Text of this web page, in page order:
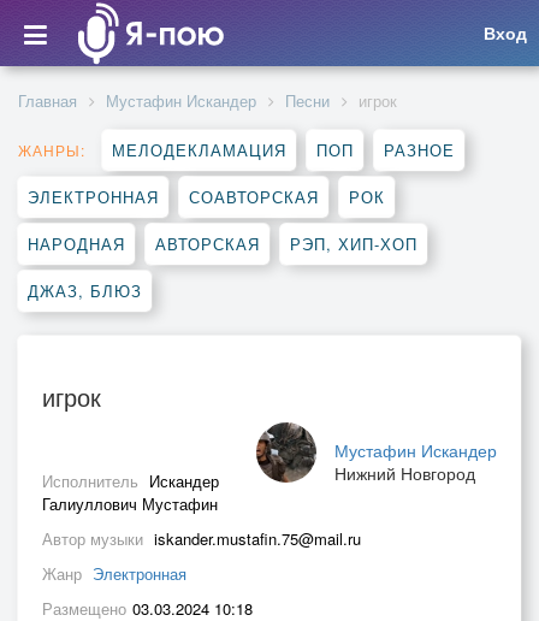
Вход
Главная Мустафин Искандер Песни игрок
ЖАНРЫ: МЕЛОДЕКЛАМАЦИЯ ПОП РАЗНОЕ
ЭЛЕКТРОННАЯ СОАВТОРСКАЯ РОК
НАРОДНАЯ АВТОРСКАЯ РЭП, ХИП-ХОП
ДЖАЗ, БЛЮЗ
игрок
Мустафин Искандер
Нижний Новгород
Исполнитель Искандер
Галиуллович Мустафин
Автор музыки iskander.mustafin.75@mail.ru
Жанр Электронная
Размещено 03.03.2024 10:18